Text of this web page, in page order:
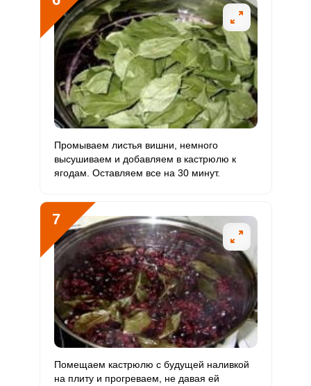
Промываем листья вишни, немного
высушиваем и добавляем в кастрюлю к
ягодам. Оставляем все на 30 минут.
7
Помещаем кастрюлю с будущей наливкой
на плиту и прогреваем, не давая ей